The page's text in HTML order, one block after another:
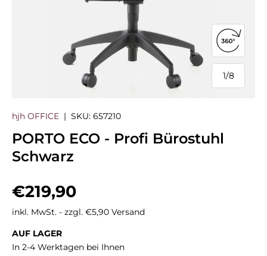
1/
von
8
360°-
hjh OFFICE | SKU: 657210
PORTO ECO - Profi Bürostuhl
Schwarz
Normaler Preis
€219,90
inkl. MwSt. - zzgl. €5,90 Versand
AUF LAGER
In 2-4 Werktagen bei Ihnen